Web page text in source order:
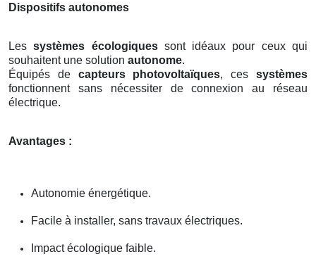
Dispositifs autonomes
Lessystèmes écologiquessont idéaux pour ceux qui
souhaitent une solution autonome.
Équipés de capteurs photovoltaïques, cessystèmes
fonctionnent sans nécessiter de connexion au réseau
électrique.
Avantages :
Autonomie énergétique.
Facile à installer, sans travaux électriques.
Impact écologique faible.